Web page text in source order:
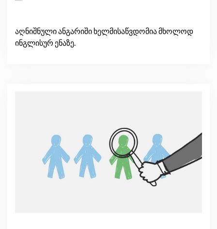
აღნიშნული ანგარიში ხელმისაწვდომია მხოლოდ
ინგლისურ ენაზე.